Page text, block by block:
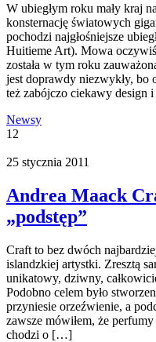
W ubiegłym roku mały kraj
konsternację światowych
pochodzi najgłośniejsze
Huitieme Art). Mowa
została w tym roku
jest doprawdy niezwykły, bo
też zabójczo ciekawy
Newsy
12
25 stycznia 2011
Andrea Maack
„podstęp”
Craft to bez dwóch
islandzkiej artystki. Zresztą
unikatowy, dziwny,
Podobno celem było
przyniesie orzeźwienie, a
zawsze mówiłem, że
chodzi o […]